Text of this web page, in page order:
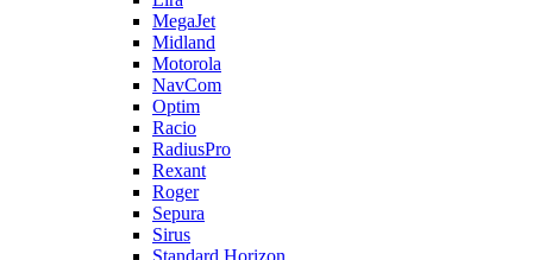
MegaJet
Midland
Motorola
NavCom
Optim
Racio
RadiusPro
Rexant
Roger
Sepura
Sirus
Standard Horizon